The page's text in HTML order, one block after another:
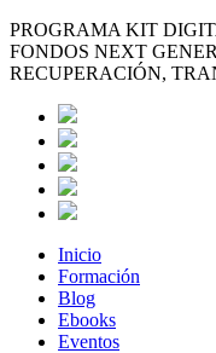
PROGRAMA KIT
FONDOS NEXT
RECUPERACIÓN,
Inicio
Formación
Blog
Ebooks
Eventos